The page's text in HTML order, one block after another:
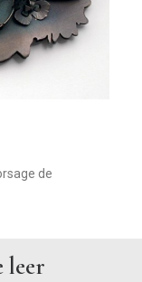
de
leer